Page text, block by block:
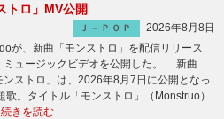
トロ」MV公開
Ｊ－ＰＯＰ
2026年8月8日
が、新曲「モンストロ」を配信リリース
ミュージックビデオを公開した。 新曲
ンストロ」は、2026年8月7日に公開となっ
。タイトル「モンストロ」（Monstruo）
続きを読む